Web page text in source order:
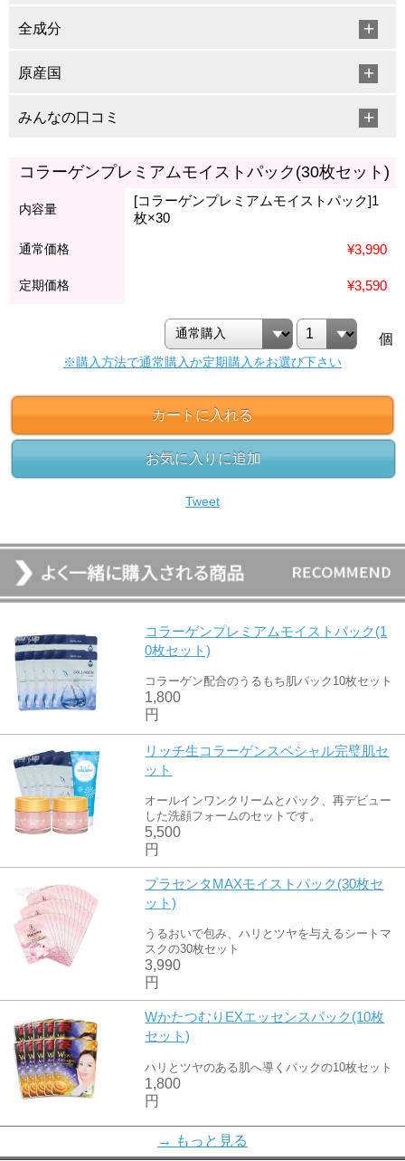
全成分
原産国
みんなの口コミ
コラーゲンプレミアムモイストパック(30枚セット)
内容量
[コラーゲンプレミアムモイストパック]1
枚×30
通常価格 ¥3,990
定期価格 ¥3,590
個
※購入方法で通常購入か定期購入をお選び下さい
カートに入れる
お気に入りに追加
Tweet
コラーゲンプレミアムモイストパック(1
0枚セット)
コラーゲン配合のうるもち肌パック10枚セット
1,800
円
リッチ生コラーゲンスペシャル完璧肌セ
ット
オールインワンクリームとパック、再デビュー
した洗顔フォームのセットです。
5,500
円
プラセンタMAXモイストパック(30枚セ
ット)
うるおいで包み、ハリとツヤを与えるシートマ
スクの30枚セット
3,990
円
WかたつむりEXエッセンスパック(10枚
セット)
ハリとツヤのある肌へ導くパックの10枚セット
1,800
円
潤い感動大容量パック40枚セット
→ もっと見る